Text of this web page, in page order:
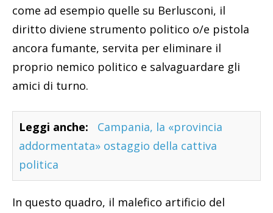
come ad esempio quelle su Berlusconi, il
diritto diviene strumento politico o/e pistola
ancora fumante, servita per eliminare il
proprio nemico politico e salvaguardare gli
amici di turno.
Leggi anche:
Campania, la «provincia
addormentata» ostaggio della cattiva
politica
In questo quadro, il malefico artificio del